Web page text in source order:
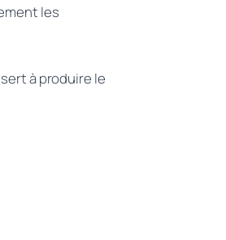
les
à produire le